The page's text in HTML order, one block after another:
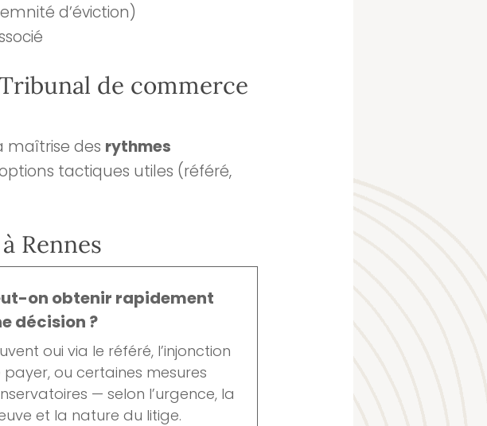
d’éviction)
de commerce
maîtrise des rythmes
tactiques utiles (référé,
Rennes
on obtenir rapidement
décision ?
oui via le référé, l’injonction
payer, ou certaines mesures
— selon l’urgence, la
et la nature du litige.